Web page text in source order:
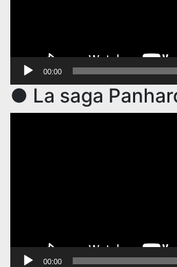
00:00
● La saga
00:00